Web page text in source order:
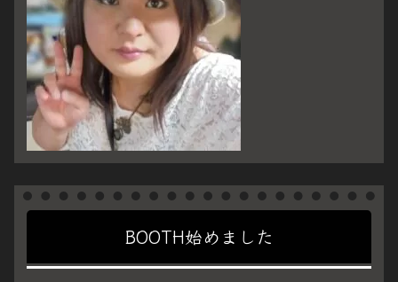
BOOTH始めました